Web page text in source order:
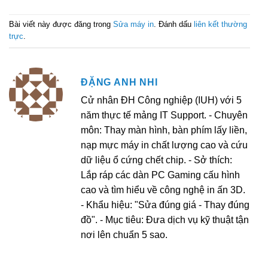
Bài viết này được đăng trong Sửa máy in. Đánh dấu liên kết thường
trực.
ĐẶNG ANH NHI
Cử nhân ĐH Công nghiệp (IUH) với 5
năm thực tế mảng IT Support. - Chuyên
môn: Thay màn hình, bàn phím lấy liền,
nạp mực máy in chất lượng cao và cứu
dữ liệu ổ cứng chết chip. - Sở thích:
Lắp ráp các dàn PC Gaming cấu hình
cao và tìm hiểu về công nghệ in ấn 3D.
- Khẩu hiệu: "Sửa đúng giá - Thay đúng
đồ". - Mục tiêu: Đưa dịch vụ kỹ thuật tận
nơi lên chuẩn 5 sao.